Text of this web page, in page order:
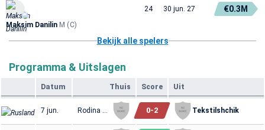
Maksim Danilin M (C)
24 30 jun. 27 €0.3M
Bekijk alle spelers
Programma & Uitslagen
Datum Thuis Score Uit
7 jun. 0-2 Tekstilshchik